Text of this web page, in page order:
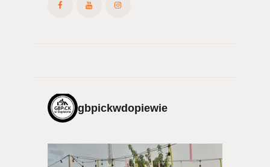
gbpickwdopiewie